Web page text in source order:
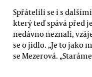
Spřátelili se i s
který teď spává před
nedávno neznali,
se o jídlo. „Je to jako
se Mezerová.